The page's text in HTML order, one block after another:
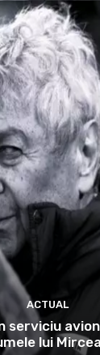
ACTUAL
serviciu
lui